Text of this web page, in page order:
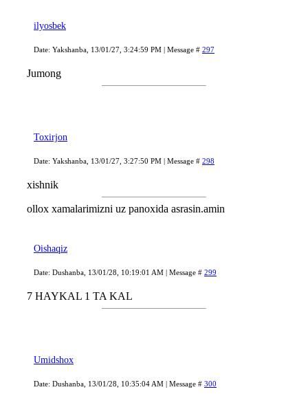
ilyosbek
Date: Yakshanba, 13/01/27, 3:24:59 PM | Message # 297
Jumong
Toxirjon
Date: Yakshanba, 13/01/27, 3:27:50 PM | Message # 298
xishnik
ollox xamalarimizni uz panoxida asrasin.amin
Oishaqiz
Date: Dushanba, 13/01/28, 10:19:01 AM | Message # 299
7 HAYKAL 1 TA KAL
Umidshox
Date: Dushanba, 13/01/28, 10:35:04 AM | Message # 300